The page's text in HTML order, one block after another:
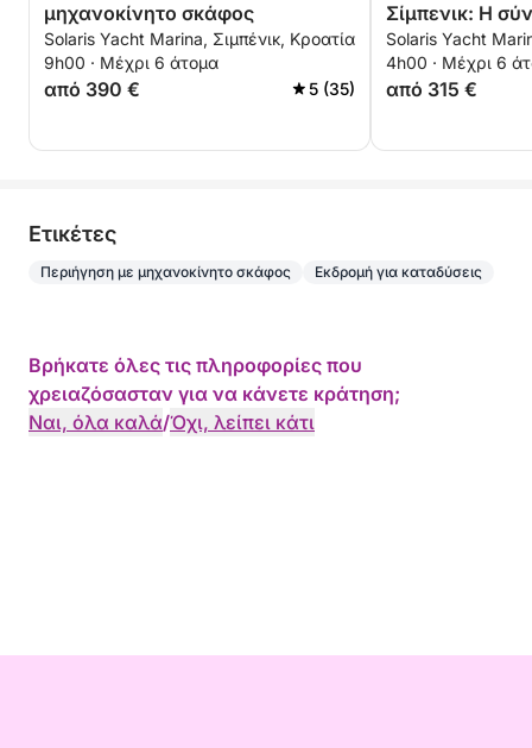
μηχανοκίνητο σκάφος
Solaris Yacht Marina, Σιμπένικ, Κροατία
9h00 · Μέχρι 6 άτομα
από 390 € 5 (35)
Σίμπενικ: Η
σας με
Solaris Yacht
4h00 · Μέχρι 6
από 315 €
Eτικέτες
Περιήγηση με μηχανοκίνητο σκάφος Εκδρομή για καταδύσεις
Βρήκατε όλες τις πληροφορίες που
χρειαζόσασταν για να κάνετε κράτηση;
Ναι, όλα καλά/Όχι, λείπει κάτι